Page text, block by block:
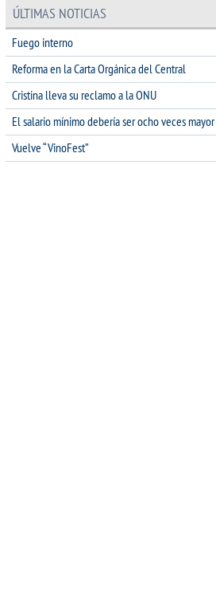
ÚLTIMAS NOTICIAS
Fuego interno
Reforma en la Carta Orgánica del Central
Cristina lleva su reclamo a la ONU
El salario mínimo debería ser ocho veces mayor
Vuelve “VinoFest”